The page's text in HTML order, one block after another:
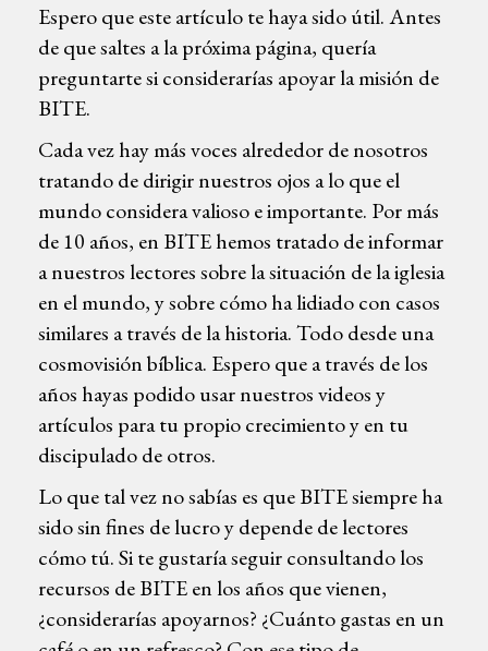
Espero que este artículo te haya sido útil. Antes
de que saltes a la próxima página, quería
preguntarte si considerarías apoyar la misión de
BITE.
Cada vez hay más voces alrededor de nosotros
tratando de dirigir nuestros ojos a lo que el
mundo considera valioso e importante. Por más
de 10 años, en BITE hemos tratado de informar
a nuestros lectores sobre la situación de la iglesia
en el mundo, y sobre cómo ha lidiado con casos
similares a través de la historia. Todo desde una
cosmovisión bíblica. Espero que a través de los
años hayas podido usar nuestros videos y
artículos para tu propio crecimiento y en tu
discipulado de otros.
Lo que tal vez no sabías es que BITE siempre ha
sido sin fines de lucro y depende de lectores
cómo tú. Si te gustaría seguir consultando los
recursos de BITE en los años que vienen,
¿considerarías apoyarnos? ¿Cuánto gastas en un